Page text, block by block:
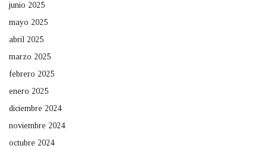
junio 2025
mayo 2025
abril 2025
marzo 2025
febrero 2025
enero 2025
diciembre 2024
noviembre 2024
octubre 2024